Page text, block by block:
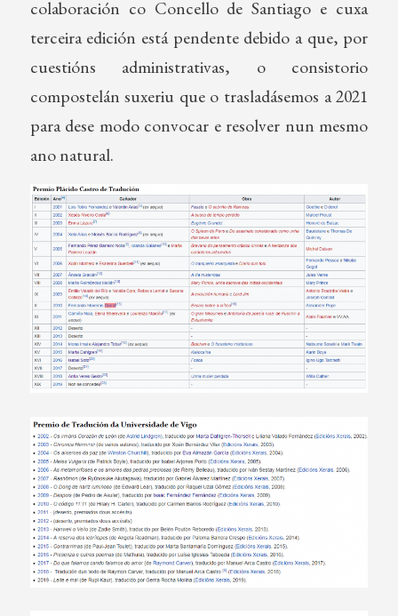
colaboración co Concello de Santiago e cuxa
terceira edición está pendente debido a que, por
cuestións administrativas, o consistorio
compostelán suxeriu que o trasladásemos a 2021
para dese modo convocar e resolver nun mesmo
ano natural.